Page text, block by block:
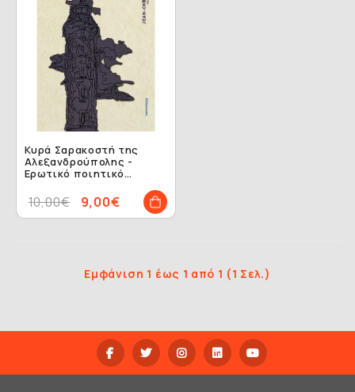
Κυρά Σαρακοστή της
Αλεξανδρούπολης -
Ερωτικό ποιητικό
9,00€
10,00€
Εμφάνιση 1 έως 1 από 1 (1 Σελ.)